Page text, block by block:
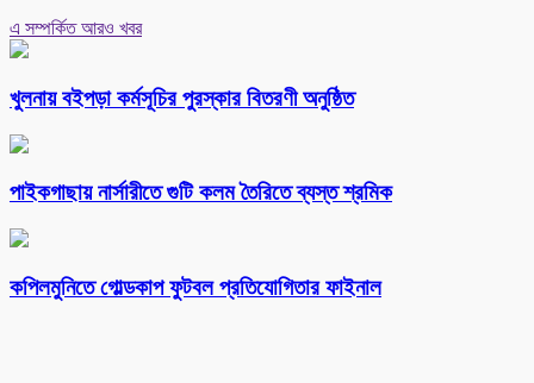
এ সম্পর্কিত আরও খবর
খুলনায় বইপড়া কর্মসূচির পুরস্কার বিতরণী অনুষ্ঠিত
পাইকগাছায় নার্সারীতে গুটি কলম তৈরিতে ব্যস্ত শ্রমিক
কপিলমুনিতে গোল্ডকাপ ফুটবল প্রতিযোগিতার ফাইনাল